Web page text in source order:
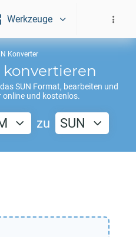
Werkzeuge
Konverter
konvertieren
SUN Format, bearbeiten und
online und kostenlos.
zu SUN